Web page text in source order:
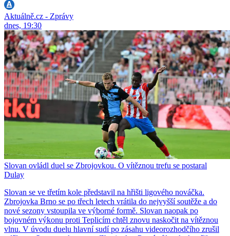
Aktuálně.cz - Zprávy
dnes, 19:30
Slovan ovládl duel se Zbrojovkou. O vítěznou trefu se postaral
Dulay
Slovan se ve třetím kole představil na hřišti ligového nováčka.
Zbrojovka Brno se po třech letech vrátila do nejvyšší soutěže a do
nové sezony vstoupila ve výborné formě. Slovan naopak po
bojovném výkonu proti Teplicím chtěl znovu naskočit na vítěznou
vlnu. V úvodu duelu hlavní sudí po zásahu videorozhodčího zrušil